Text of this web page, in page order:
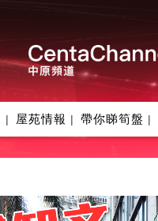
| 屋苑情報 | 帶你睇筍盤 |